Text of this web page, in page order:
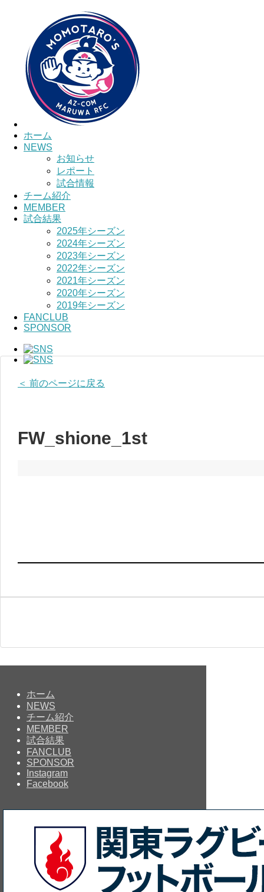
ホーム
NEWS
お知らせ
レポート
試合情報
チーム紹介
MEMBER
試合結果
2025年シーズン
2024年シーズン
2023年シーズン
2022年シーズン
2021年シーズン
2020年シーズン
2019年シーズン
FANCLUB
SPONSOR
＜ 前のページに戻る
FW_shione_1st
ホーム
NEWS
チーム紹介
MEMBER
試合結果
FANCLUB
SPONSOR
Instagram
Facebook